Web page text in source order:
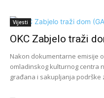
Vijesti
OKC Zabjelo traži
Nakon dokumentarne emisije
omladinskog kulturnog centra
građana i sakupljanja podrške